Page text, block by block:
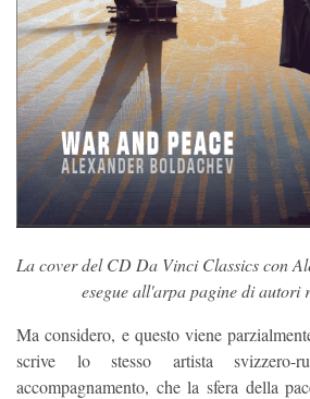
La cover del CD Da Vinci Classics con
esegue all'arpa pagine di autori
Ma considero, e questo viene
scrive lo stesso artista
accompagnamento, che la sfera della